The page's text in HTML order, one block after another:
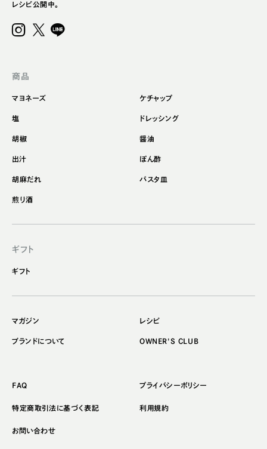
レシピ公開中。
商品
マヨネーズ ケチャップ
塩 ドレッシング
胡椒 醤油
出汁 ぽん酢
胡麻だれ パスタ皿
煎り酒
ギフト
ギフト
マガジン レシピ
ブランドについて OWNER'S CLUB
FAQ プライバシーポリシー
特定商取引法に基づく表記 利用規約
お問い合わせ